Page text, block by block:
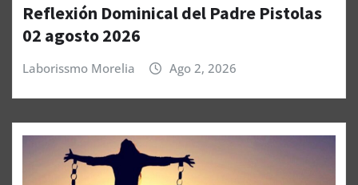
Reflexión Dominical del Padre Pistolas
02 agosto 2026
Laborissmo Morelia Ago 2, 2026